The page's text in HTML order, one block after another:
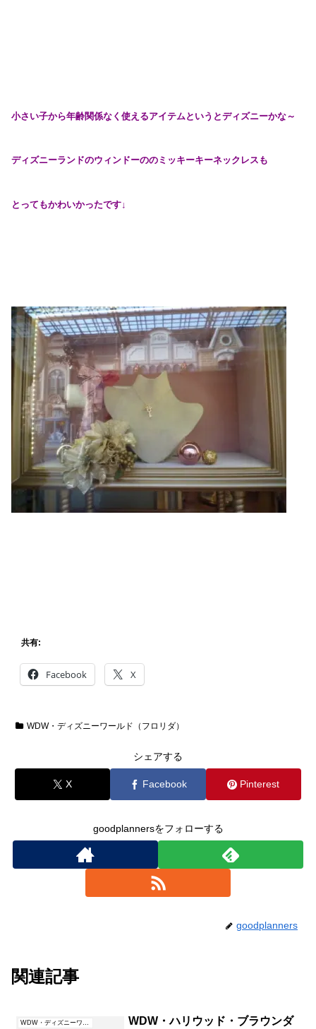
小さい子から年齢関係なく使えるアイテムというとディズニーかな～
ディズニーランドのウィンドーののミッキーキーネックレスも
とってもかわいかったです↓
共有:
Facebook X
WDW・ディズニーワールド（フロリダ）
シェアする
X Facebook Pinterest
goodplannersをフォローする
goodplanners
関連記事
WDW・ハリウッド・ブラウンダ